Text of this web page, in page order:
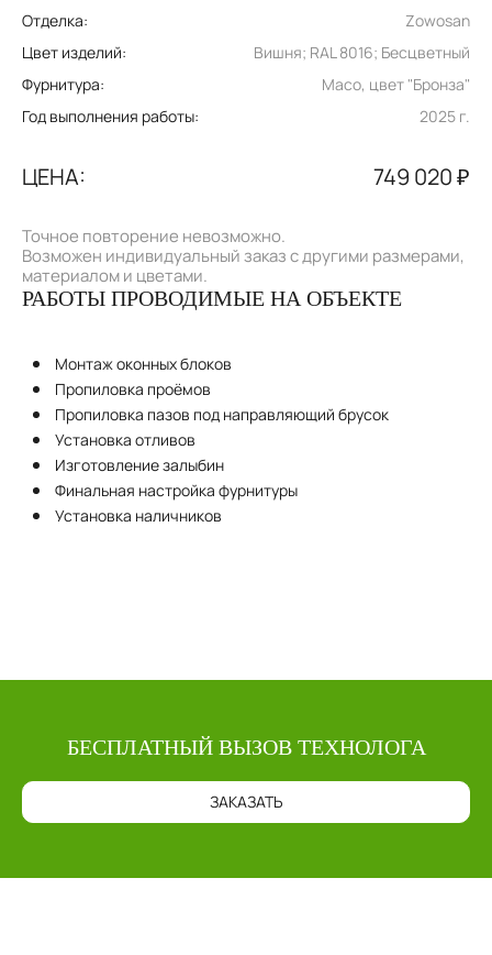
Отделка:
Zowosan
Цвет изделий:
Вишня; RAL 8016; Бесцветный
Фурнитура:
Maco, цвет "Бронза"
Год выполнения работы:
2025 г.
ЦЕНА: 749 020 ₽
Точное повторение невозможно.
Возможен индивидуальный заказ с другими размерами,
материалом и цветами.
РАБОТЫ ПРОВОДИМЫЕ НА ОБЪЕКТЕ
Монтаж оконных блоков
Пропиловка проёмов
Пропиловка пазов под направляющий брусок
Установка отливов
Изготовление залыбин
Финальная настройка фурнитуры
Установка наличников
БЕСПЛАТНЫЙ ВЫЗОВ ТЕХНОЛОГА
ЗАКАЗАТЬ